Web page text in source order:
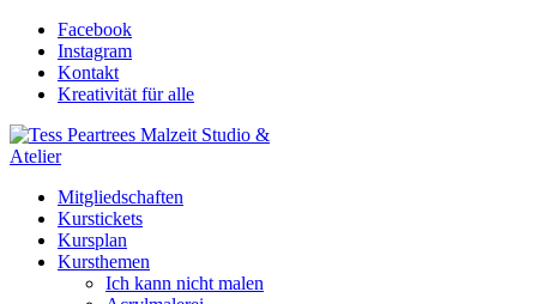
Facebook
Instagram
Kontakt
Kreativität für alle
Mitgliedschaften
Kurstickets
Kursplan
Kursthemen
Ich kann nicht malen